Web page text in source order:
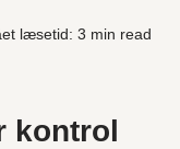
læsetid: 3 min read
kontrol